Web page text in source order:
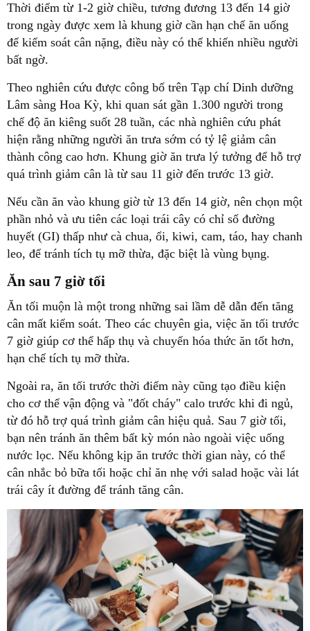
Thời điểm từ 1-2 giờ chiều, tương đương 13 đến 14 giờ
trong ngày được xem là khung giờ cần hạn chế ăn uống
để kiểm soát cân nặng, điều này có thể khiến nhiều người
bất ngờ.
Theo nghiên cứu được công bố trên Tạp chí Dinh dưỡng
Lâm sàng Hoa Kỳ, khi quan sát gần 1.300 người trong
chế độ ăn kiêng suốt 28 tuần, các nhà nghiên cứu phát
hiện rằng những người ăn trưa sớm có tỷ lệ giảm cân
thành công cao hơn. Khung giờ ăn trưa lý tưởng để hỗ trợ
quá trình giảm cân là từ sau 11 giờ đến trước 13 giờ.
Nếu cần ăn vào khung giờ từ 13 đến 14 giờ, nên chọn một
phần nhỏ và ưu tiên các loại trái cây có chỉ số đường
huyết (GI) thấp như cà chua, ổi, kiwi, cam, táo, hay chanh
leo, để tránh tích tụ mỡ thừa, đặc biệt là vùng bụng.
Ăn sau 7 giờ tối
Ăn tối muộn là một trong những sai lầm dễ dẫn đến tăng
cân mất kiểm soát. Theo các chuyên gia, việc ăn tối trước
7 giờ giúp cơ thể hấp thụ và chuyển hóa thức ăn tốt hơn,
hạn chế tích tụ mỡ thừa.
Ngoài ra, ăn tối trước thời điểm này cũng tạo điều kiện
cho cơ thể vận động và "đốt cháy" calo trước khi đi ngủ,
từ đó hỗ trợ quá trình giảm cân hiệu quả. Sau 7 giờ tối,
bạn nên tránh ăn thêm bất kỳ món nào ngoài việc uống
nước lọc. Nếu không kịp ăn trước thời gian này, có thể
cân nhắc bỏ bữa tối hoặc chỉ ăn nhẹ với salad hoặc vài lát
trái cây ít đường để tránh tăng cân.